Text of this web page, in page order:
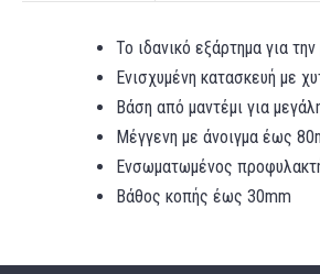
Το ιδανικό εξάρτημα για
Ενισχυμένη κατασκευή με
Βάση από μαντέμι για
Μέγγενη με άνοιγμα έως
Ενσωματωμένος
Βάθος κοπής έως 30mm